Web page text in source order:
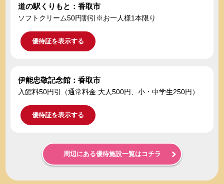
道の駅くりもと：香取市
ソフトクリーム50円割引※お一人様1本限り
優待証を表示する
伊能忠敬記念館：香取市
入館料50円引（通常料金 大人500円、小・中学生250円）
優待証を表示する
周辺にある優待施設一覧はコチラ